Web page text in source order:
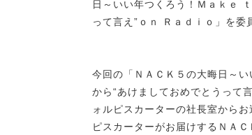
日～いい年つくろう！Ｍａｋｅ
って言え”ｏｎ Ｒａｄｉｏ」を委
今回の「ＮＡＣＫ５の大晦日～
から“あけましておめでとうって
ォルピスカーターの社長室から
ピスカーターがお届けするＮＡ